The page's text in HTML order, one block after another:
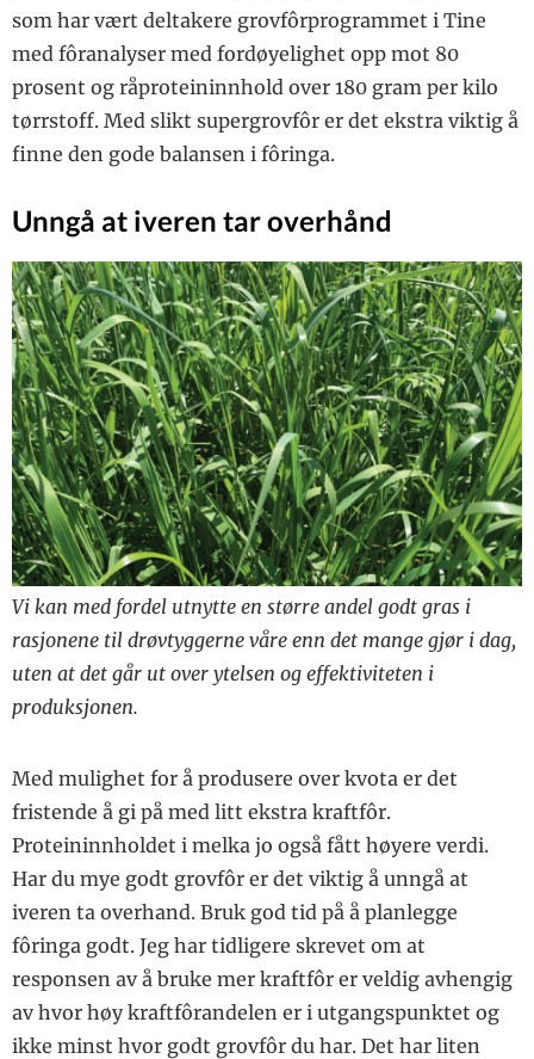
som har vært deltakere grovfôrprogrammet i Tine
med fôranalyser med fordøyelighet opp mot 80
prosent og råproteininnhold over 180 gram per kilo
tørrstoff. Med slikt supergrovfôr er det ekstra viktig å
finne den gode balansen i fôringa.
Unngå at iveren tar overhånd
Vi kan med fordel utnytte en større andel godt gras i
rasjonene til drøvtyggerne våre enn det mange gjør i dag,
uten at det går ut over ytelsen og effektiviteten i
produksjonen.
Med mulighet for å produsere over kvota er det
fristende å gi på med litt ekstra kraftfôr.
Proteininnholdet i melka jo også fått høyere verdi.
Har du mye godt grovfôr er det viktig å unngå at
iveren ta overhand. Bruk god tid på å planlegge
fôringa godt. Jeg har tidligere skrevet om at
responsen av å bruke mer kraftfôr er veldig avhengig
av hvor høy kraftfôrandelen er i utgangspunktet og
ikke minst hvor godt grovfôr du har. Det har liten